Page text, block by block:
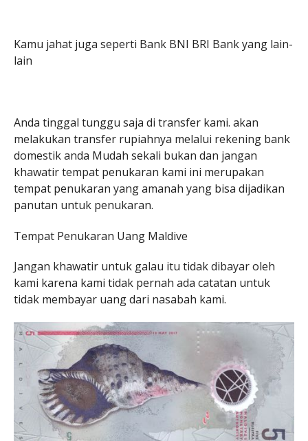
Kamu jahat juga seperti Bank BNI BRI Bank yang lain-
lain
Anda tinggal tunggu saja di transfer kami. akan
melakukan transfer rupiahnya melalui rekening bank
domestik anda Mudah sekali bukan dan jangan
khawatir tempat penukaran kami ini merupakan
tempat penukaran yang amanah yang bisa dijadikan
panutan untuk penukaran.
Tempat Penukaran Uang Maldive
Jangan khawatir untuk galau itu tidak dibayar oleh
kami karena kami tidak pernah ada catatan untuk
tidak membayar uang dari nasabah kami.